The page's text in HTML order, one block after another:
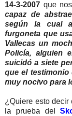
14-3-2007 que
capaz de
según la cual
furgoneta que
Vallecas un
Policía, alguien
suicidó a siete
que el testimonio
muy nocivo para
¿Quiere esto decir
la prueba del